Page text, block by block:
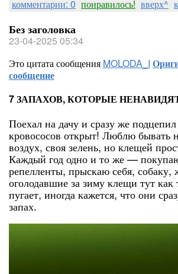
комментарии: 0 понравилось! вверх^
Без заголовка
23-04-2025 05:34
Это цитата сообщения MOLODA_I
сообщение
7 ЗАПАХОВ, КОТОРЫЕ
Поехал на дачу и сразу же
кровососов открыт! Люблю бывать
воздух, своя зелень, но клещей
Каждый год одно и то же —
репелленты, прыскаю себя, собаку,
оголодавшие за зиму клещи тут
пугает, иногда кажется, что они
запах.